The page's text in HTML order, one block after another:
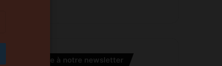
S’inscrire à notre newsletter